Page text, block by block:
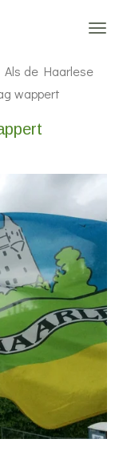
Als de Haarlese
wappert